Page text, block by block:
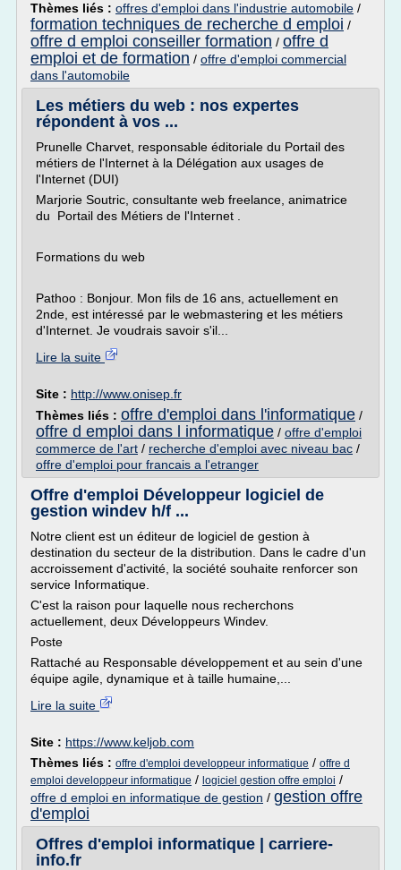
Thèmes liés : offres d'emploi dans l'industrie automobile /
formation techniques de recherche d emploi /
offre d emploi conseiller formation / offre d
emploi et de formation / offre d'emploi commercial
dans l'automobile
Les métiers du web : nos expertes
répondent à vos ...
Prunelle Charvet, responsable éditoriale du Portail des
métiers de l'Internet à la Délégation aux usages de
l'Internet (DUI)
Marjorie Soutric, consultante web freelance, animatrice
du Portail des Métiers de l'Internet .
Formations du web
Pathoo : Bonjour. Mon fils de 16 ans, actuellement en
2nde, est intéressé par le webmastering et les métiers
d'Internet. Je voudrais savoir s'il...
Lire la suite
Site : http://www.onisep.fr
Thèmes liés : offre d'emploi dans l'informatique /
offre d emploi dans l informatique / offre d'emploi
commerce de l'art / recherche d'emploi avec niveau bac /
offre d'emploi pour francais a l'etranger
Offre d'emploi Développeur logiciel de
gestion windev h/f ...
Notre client est un éditeur de logiciel de gestion à
destination du secteur de la distribution. Dans le cadre d'un
accroissement d'activité, la société souhaite renforcer son
service Informatique.
C'est la raison pour laquelle nous recherchons
actuellement, deux Développeurs Windev.
Poste
Rattaché au Responsable développement et au sein d'une
équipe agile, dynamique et à taille humaine,...
Lire la suite
Site : https://www.keljob.com
Thèmes liés : offre d'emploi developpeur informatique / offre d
emploi developpeur informatique / logiciel gestion offre emploi /
offre d emploi en informatique de gestion / gestion offre
d'emploi
Offres d'emploi informatique | carriere-
info.fr